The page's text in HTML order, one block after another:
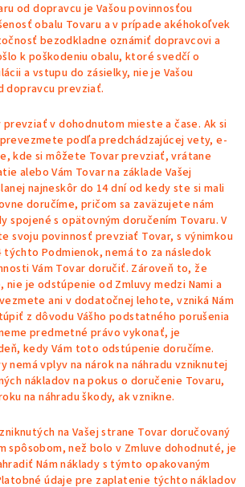
od dopravcu je Vašou povinnosťou
obalu Tovaru a v prípade akéhokoľvek
bezodkladne oznámiť dopravcovi a
k poškodeniu obalu, ktoré svedčí o
a vstupu do zásielky, nie je Vašou
dopravcu prevziať.
v dohodnutom mieste a čase. Ak si
podľa predchádzajúcej vety, e-
kde si môžete Tovar prevziať, vrátane
alebo Vám Tovar na základe Vašej
najneskôr do 14 dní od kedy ste si mali
doručíme, pričom sa zaväzujete nám
spojené s opätovným doručením Tovaru. V
svoju povinnosť prevziať Tovar, s výnimkou
týchto Podmienok, nemá to za následok
Vám Tovar doručiť. Zároveň to, že
je odstúpenie od Zmluvy medzi Nami a
ani v dodatočnej lehote, vzniká Nám
z dôvodu Vášho podstatného porušenia
predmetné právo vykonať, je
kedy Vám toto odstúpenie doručíme.
nemá vplyv na nárok na náhradu vzniknutej
nákladov na pokus o doručenie Tovaru,
na náhradu škody, ak vznikne.
na Vašej strane Tovar doručovaný
spôsobom, než bolo v Zmluve dohodnuté, je
Nám náklady s týmto opakovaným
údaje pre zaplatenie týchto nákladov